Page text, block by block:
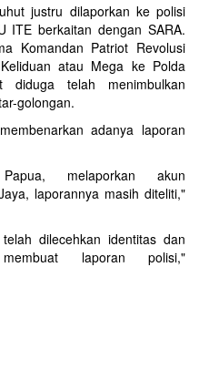
justru dilaporkan ke polisi
ITE berkaitan dengan SARA.
Komandan Patriot Revolusi
atau Mega ke Polda
diduga telah menimbulkan
golongan.
adanya laporan
melaporkan akun
laporannya masih diteliti,"
dilecehkan identitas dan
laporan polisi,"